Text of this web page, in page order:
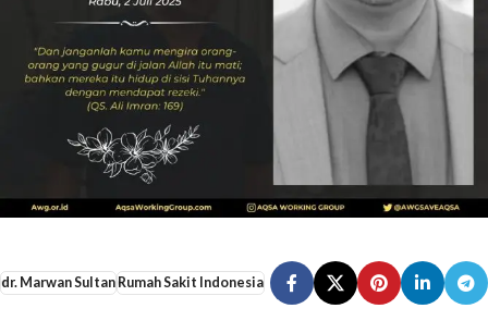
dr. Marwan SultanRumah Sakit Indonesia